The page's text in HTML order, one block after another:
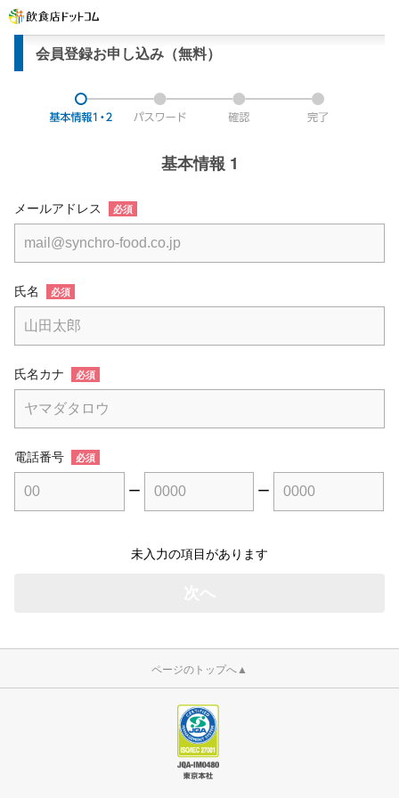
会員登録お申し込み（無料）
基本情報 1
メールアドレス 必須
氏名 必須
氏名カナ 必須
電話番号 必須
ー ー
未入力の項目があります
ページのトップへ▲